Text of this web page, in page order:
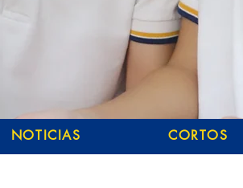
NOTICIAS CORTOS